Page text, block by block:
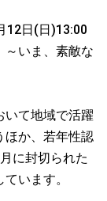
12日(日)13:00
～いま、素敵な
いて地域で活躍
ほか、若年性認
に封切られた
います。